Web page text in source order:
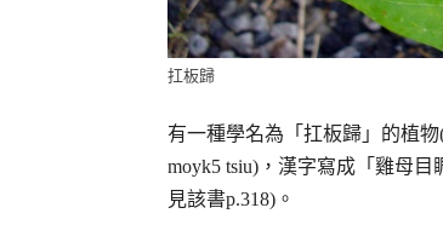
扛板歸
有一種學名為「扛板歸」的植
moyk5 tsiu)，漢字寫成「雞母
見該書p.318)。